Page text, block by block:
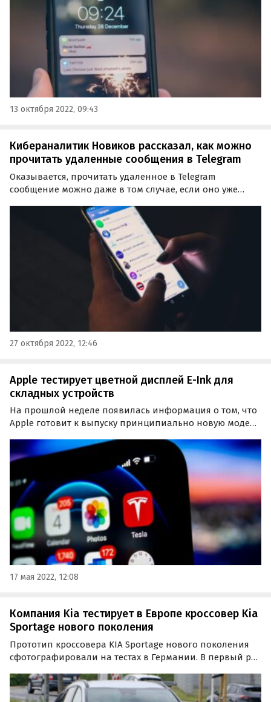
открывать.
13 октября 2022, 09:43
Кибераналитик Новиков рассказал, как можно
прочитать удаленные сообщения в Telegram
Оказывается, прочитать удаленное в Telegram
сообщение можно даже в том случае, если оно уже
«Прайм» рассказал руководитель службы
исследований, кибераналитики и развития Группы Т1
Александр Новиков.
27 октября 2022, 12:46
Apple тестирует цветной дисплей E-Ink для
складных устройств
На прошлой неделе появилась информация о том, что
Apple готовит к выпуску принципиально новую модель
чернилах. И теперь известный аналитик Мин-Чи Куо из
TF International Securities подтвердил это.
17 мая 2022, 12:08
Компания Kia тестирует в Европе кроссовер Kia
Sportage нового поколения
Прототип кроссовера KIA Sportage нового поколения
сфотографировали на тестах в Германии. В первый раз
попался фотошпионам рядом с Европейским
техническим центром концерна Hyundai-KIA в